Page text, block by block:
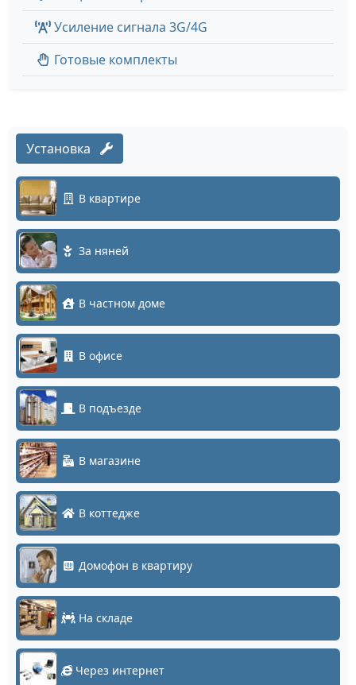
Усиление сигнала 3G/4G
Готовые комплекты
Установка
В квартире
За няней
В частном доме
В офисе
В подъезде
В магазине
В коттедже
Домофон в квартиру
На складе
Через интернет